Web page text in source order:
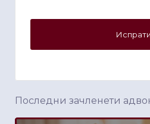
Последни зачленети